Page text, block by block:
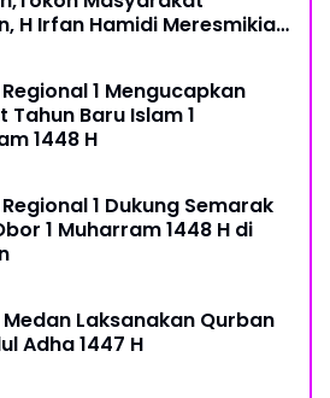
H Irfan Hamidi Meresmikian
1 Mengucapkan
Tahun Baru Islam 1
1448 H
1 Dukung Semarak
1 Muharram 1448 H di
Medan Laksanakan Qurban
Adha 1447 H